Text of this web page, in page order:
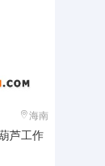
海南
芦工作